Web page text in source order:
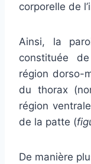
corporelle de
Ainsi, la
constituée
région dorso-
du thorax
région
de la patte (
De manière